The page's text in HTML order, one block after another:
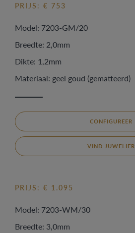
PRIJS: € 753
Model: 7203-GM/20
Breedte: 2,0mm
Dikte: 1,2mm
Materiaal: geel goud (gematteerd)
CONFIGUREER
VIND JUWELIER
PRIJS: € 1.095
Model: 7203-WM/30
Breedte: 3,0mm